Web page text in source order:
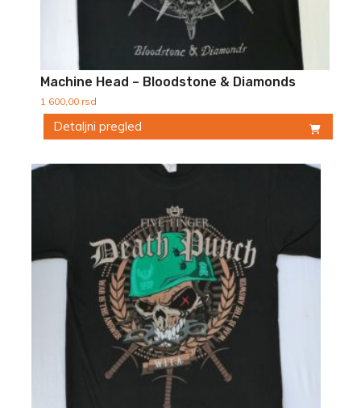
Machine Head – Bloodstone & Diamonds
1 600,00 rsd
Detaljni pregled
proizvod
mogu
stranici